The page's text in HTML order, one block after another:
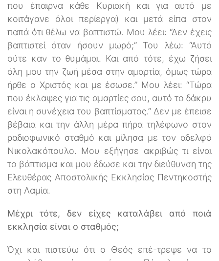
που έπαιρνα κάθε Κυριακή και για αυτό με
κοιτάγανε όλοι περίεργα) και μετά είπα στον
παπά ότι θέλω να βαπτιστώ. Μου λέει: “Δεν έχεις
βαπτιστεί όταν ήσουν μωρό;” Του λέω: “Αυτό
ούτε καν το θυμάμαι. Και από τότε, έχω ζήσει
όλη μου την ζωή μέσα στην αμαρτία, όμως τώρα
ήρθε ο Χριστός και με έσωσε.” Μου λέει: “Τώρα
που έκλαψες για τις αμαρτίες σου, αυτό το δάκρυ
είναι η συνέχεια του βαπτίσματος.” Δεν με έπεισε
βέβαια και την άλλη μέρα πήρα τηλέφωνο στον
ραδιοφωνικό σταθμό και μίλησα με τον αδελφό
Νικολακόπουλο. Μου εξήγησε ακριβώς τι είναι
το βάπτισμα και μου έδωσε και την διεύθυνση της
Ελευθέρας Αποστολικής Εκκλησίας Πεντηκοστής
στη Λαμία.
Μέχρι τότε, δεν είχες καταλάβει από ποιά
εκκλησία είναι ο σταθμός;
Όχι και πιστεύω ότι ο Θεός επέ-τρεψε να το